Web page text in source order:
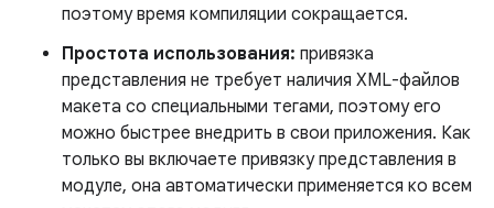
поэтому время компиляции сокращается.
Простота использования: привязка
представления не требует наличия XML-файлов
макета со специальными тегами, поэтому его
можно быстрее внедрить в свои приложения. Как
только вы включаете привязку представления в
модуле, она автоматически применяется ко всем